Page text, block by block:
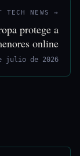
TECH NEWS →
protege a
online
julio de 2026